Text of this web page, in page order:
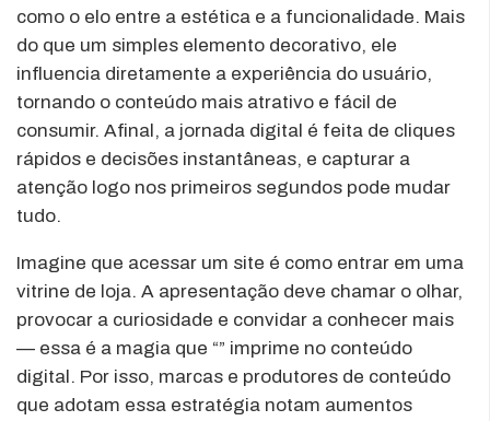
como o elo entre a estética e a funcionalidade. Mais
do que um simples elemento decorativo, ele
influencia diretamente a experiência do usuário,
tornando o conteúdo mais atrativo e fácil de
consumir. Afinal, a jornada digital é feita de cliques
rápidos e decisões instantâneas, e capturar a
atenção logo nos primeiros segundos pode mudar
tudo.
Imagine que acessar um site é como entrar em uma
vitrine de loja. A apresentação deve chamar o olhar,
provocar a curiosidade e convidar a conhecer mais
— essa é a magia que “” imprime no conteúdo
digital. Por isso, marcas e produtores de conteúdo
que adotam essa estratégia notam aumentos